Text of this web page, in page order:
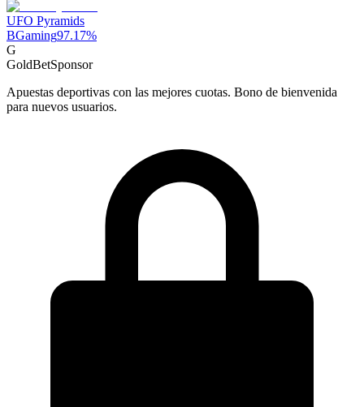
UFO Pyramids
BGaming97.17%
G
GoldBetSponsor
Apuestas deportivas con las mejores cuotas. Bono de bienvenida
para nuevos usuarios.